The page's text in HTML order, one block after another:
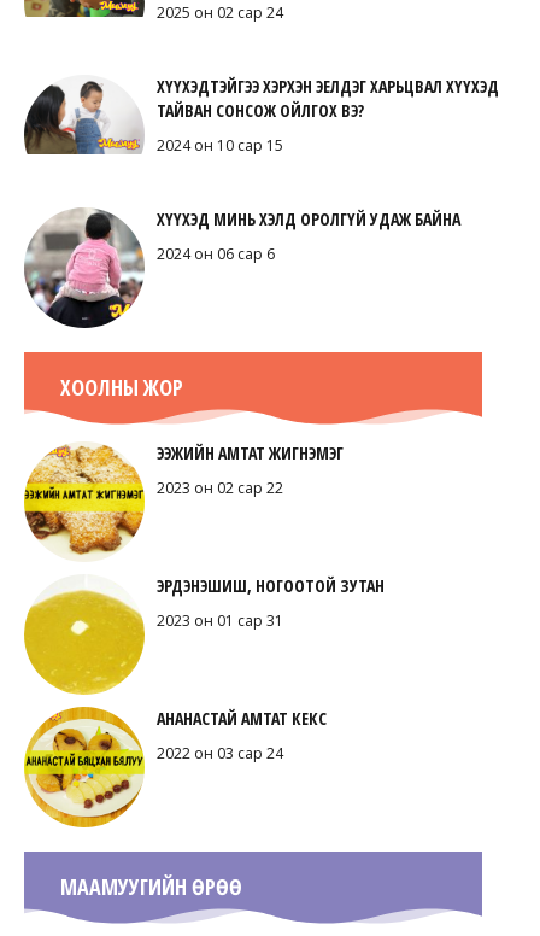
2025 он 02 сар 24
ХҮҮХЭДТЭЙГЭЭ ХЭРХЭН ЭЕЛДЭГ ХАРЬЦВАЛ ХҮҮХЭД
ТАЙВАН СОНСОЖ ОЙЛГОХ ВЭ?
2024 он 10 сар 15
ХҮҮХЭД МИНЬ ХЭЛД ОРОЛГҮЙ УДАЖ БАЙНА
2024 он 06 сар 6
ХООЛНЫ ЖОР
ЭЭЖИЙН АМТАТ ЖИГНЭМЭГ
2023 он 02 сар 22
ЭРДЭНЭШИШ, НОГООТОЙ ЗУТАН
2023 он 01 сар 31
АНАНАСТАЙ АМТАТ КЕКС
2022 он 03 сар 24
МААМУУГИЙН ӨРӨӨ